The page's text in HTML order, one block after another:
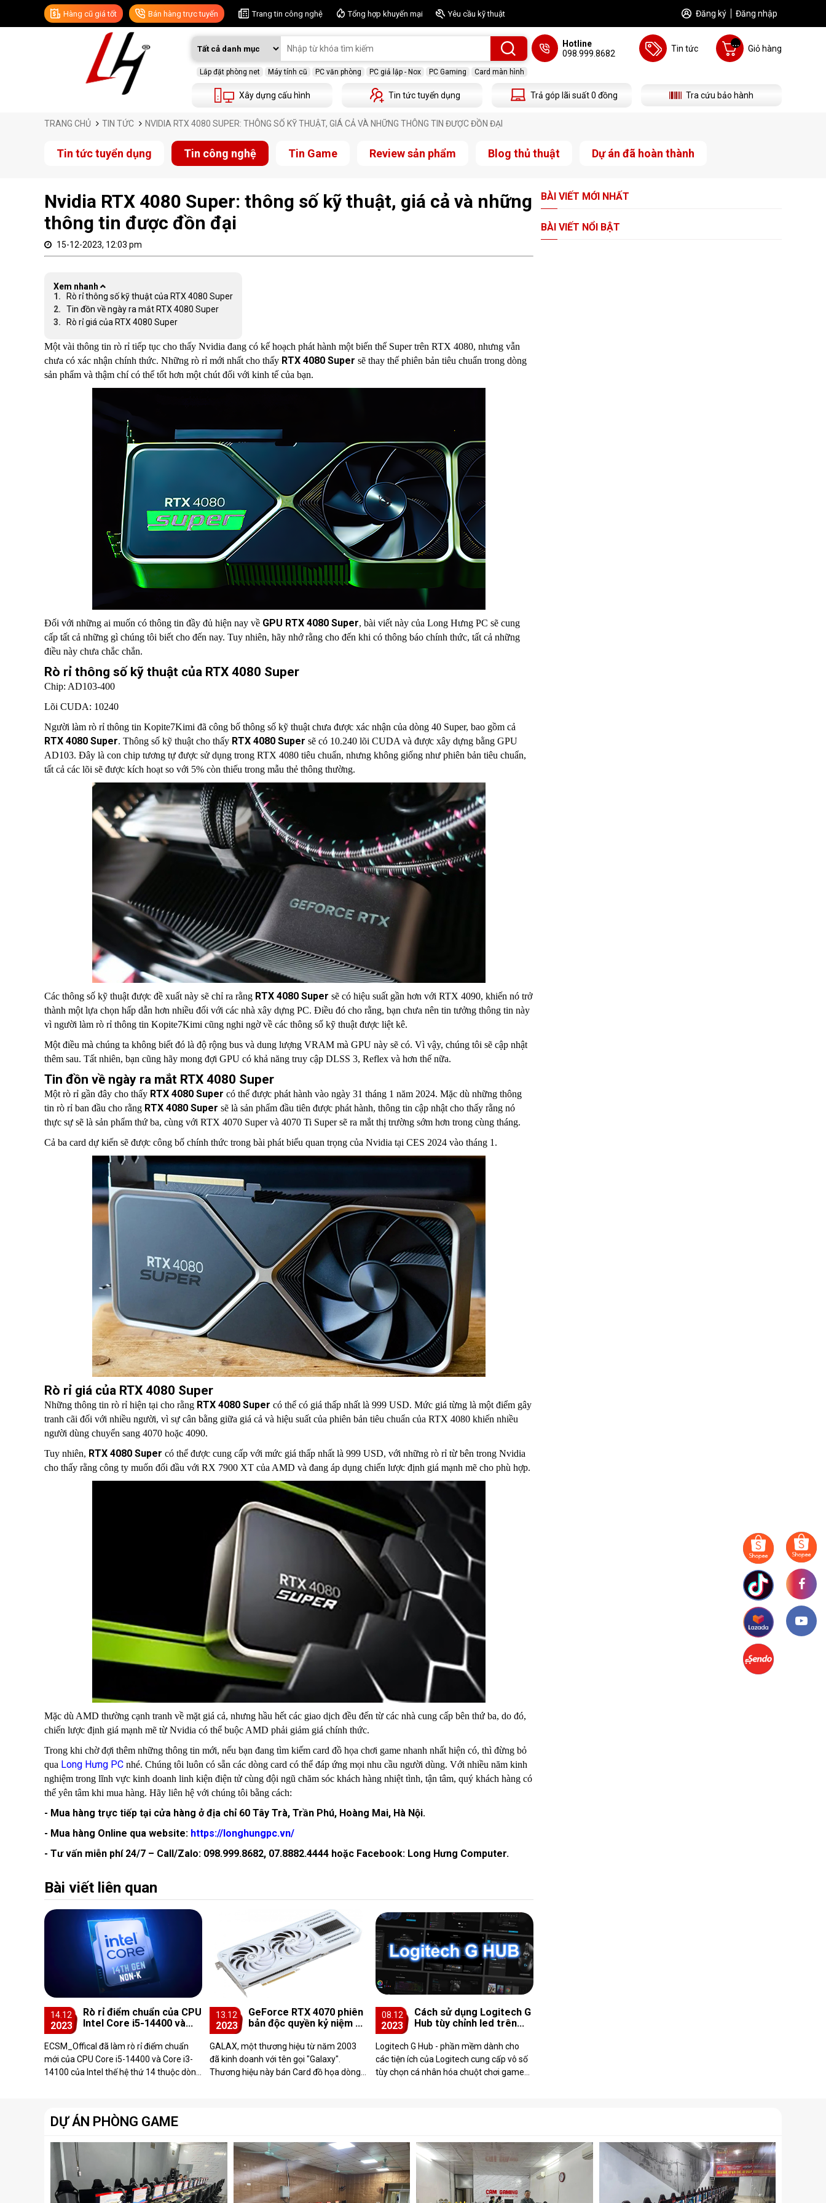
Hàng cũ giá tốt Bán hàng trực tuyến Trang tin công nghệ Tổng hợp khuyến mại Yêu cầu kỹ thuật Đăng ký Đăng nhập
Lắp đặt phòng net Máy tính cũ PC văn phòng PC giả lập - Nox PC Gaming Card màn hình
Hotline
098.999.8682
Tin tức Giỏ hàng
...
Xây dựng cấu hình Tin tức tuyển dụng Trả góp lãi suất 0 đồng Tra cứu bảo hành
TRANG CHỦ TIN TỨC NVIDIA RTX 4080 SUPER: THÔNG SỐ KỸ THUẬT, GIÁ CẢ VÀ NHỮNG THÔNG TIN ĐƯỢC ĐỒN ĐẠI
Tin tức tuyển dụng Tin công nghệ Tin Game Review sản phẩm Blog thủ thuật Dự án đã hoàn thành
Nvidia RTX 4080 Super: thông số kỹ thuật, giá cả và những
thông tin được đồn đại
15-12-2023, 12:03 pm
Xem nhanh
Rò rỉ thông số kỹ thuật của RTX 4080 Super
Tin đồn về ngày ra mắt RTX 4080 Super
Rò rỉ giá của RTX 4080 Super
Một vài thông tin rò rỉ tiếp tục cho thấy Nvidia đang có kế hoạch phát hành một biến thể Super trên RTX 4080, nhưng vẫn
chưa có xác nhận chính thức. Những rò rỉ mới nhất cho thấy RTX 4080 Super sẽ thay thế phiên bản tiêu chuẩn trong dòng
sản phẩm và thậm chí có thể tốt hơn một chút đối với kinh tế của bạn.
Đối với những ai muốn có thông tin đầy đủ hiện nay về GPU RTX 4080 Super, bài viết này của Long Hưng PC sẽ cung
cấp tất cả những gì chúng tôi biết cho đến nay. Tuy nhiên, hãy nhớ rằng cho đến khi có thông báo chính thức, tất cả những
điều này chưa chắc chắn.
Rò rỉ thông số kỹ thuật của RTX 4080 Super
Chip: AD103-400
Lõi CUDA: 10240
Người làm rò rỉ thông tin Kopite7Kimi đã công bố thông số kỹ thuật chưa được xác nhận của dòng 40 Super, bao gồm cả
RTX 4080 Super. Thông số kỹ thuật cho thấy RTX 4080 Super sẽ có 10.240 lõi CUDA và được xây dựng bằng GPU
AD103. Đây là con chip tương tự được sử dụng trong RTX 4080 tiêu chuẩn, nhưng không giống như phiên bản tiêu chuẩn,
tất cả các lõi sẽ được kích hoạt so với 5% còn thiếu trong mẫu thẻ thông thường.
Các thông số kỹ thuật được đề xuất này sẽ chỉ ra rằng RTX 4080 Super sẽ có hiệu suất gần hơn với RTX 4090, khiến nó trở
thành một lựa chọn hấp dẫn hơn nhiều đối với các nhà xây dựng PC. Điều đó cho rằng, bạn chưa nên tin tưởng thông tin này
vì người làm rò rỉ thông tin Kopite7Kimi cũng nghi ngờ về các thông số kỹ thuật được liệt kê.
Một điều mà chúng ta không biết đó là độ rộng bus và dung lượng VRAM mà GPU này sẽ có. Vì vậy, chúng tôi sẽ cập nhật
thêm sau. Tất nhiên, bạn cũng hãy mong đợi GPU có khả năng truy cập DLSS 3, Reflex và hơn thế nữa.
Tin đồn về ngày ra mắt RTX 4080 Super
Một rò rỉ gần đây cho thấy RTX 4080 Super có thể được phát hành vào ngày 31 tháng 1 năm 2024. Mặc dù những thông
tin rò rỉ ban đầu cho rằng RTX 4080 Super sẽ là sản phẩm đầu tiên được phát hành, thông tin cập nhật cho thấy rằng nó
thực sự sẽ là sản phẩm thứ ba, cùng với RTX 4070 Super và 4070 Ti Super sẽ ra mắt thị trường sớm hơn trong cùng tháng.
Cả ba card dự kiến sẽ được công bố chính thức trong bài phát biểu quan trọng của Nvidia tại CES 2024 vào tháng 1.
Rò rỉ giá của RTX 4080 Super
Những thông tin rò rỉ hiện tại cho rằng RTX 4080 Super có thể có giá thấp nhất là 999 USD. Mức giá từng là một điểm gây
tranh cãi đối với nhiều người, vì sự cân bằng giữa giá cả và hiệu suất của phiên bản tiêu chuẩn của RTX 4080 khiến nhiều
người dùng chuyển sang 4070 hoặc 4090.
Tuy nhiên, RTX 4080 Super có thể được cung cấp với mức giá thấp nhất là 999 USD, với những rò rỉ từ bên trong Nvidia
cho thấy rằng công ty muốn đối đầu với RX 7900 XT của AMD và đang áp dụng chiến lược định giá mạnh mẽ cho phù hợp.
Mặc dù AMD thường cạnh tranh về mặt giá cả, nhưng hầu hết các giao dịch đều đến từ các nhà cung cấp bên thứ ba, do đó,
chiến lược định giá mạnh mẽ từ Nvidia có thể buộc AMD phải giảm giá chính thức.
Trong khi chờ đợi thêm những thông tin mới, nếu bạn đang tìm kiếm card đồ họa chơi game nhanh nhất hiện có, thì đừng bỏ
qua Long Hưng PC nhé. Chúng tôi luôn có sẵn các dòng card có thể đáp ứng mọi nhu cầu người dùng. Với nhiều năm kinh
nghiệm trong lĩnh vực kinh doanh linh kiện điện tử cùng đội ngũ chăm sóc khách hàng nhiệt tình, tận tâm, quý khách hàng có
thể yên tâm khi mua hàng. Hãy liên hệ với chúng tôi bằng cách:
- Mua hàng trực tiếp tại cửa hàng ở địa chỉ 60 Tây Trà, Trần Phú, Hoàng Mai, Hà Nội.
- Mua hàng Online qua website: https://longhungpc.vn/
- Tư vấn miễn phí 24/7 – Call/Zalo: 098.999.8682, 07.8882.4444 hoặc Facebook: Long Hưng Computer.
Bài viết liên quan
14.12
2023
Rò rỉ điểm chuẩn của CPU
Intel Core i5-14400 và
phẩm Non-K
ECSM_Offical đã làm rò rỉ điểm chuẩn
mới của CPU Core i5-14400 và Core i3-
14100 của Intel thế hệ thứ 14 thuộc dòng
13.12
2023
GeForce RTX 4070 phiên
bản độc quyền kỷ niệm 20
giới thiệu bởi GALAX
GALAX, một thương hiệu từ năm 2003
đã kinh doanh với tên gọi "Galaxy".
Thương hiệu này bán Card đồ họa dòng
08.12
2023
Cách sử dụng Logitech G
Hub tùy chỉnh led trên
Logitech G Hub - phần mềm dành cho
các tiện ích của Logitech cung cấp vô số
tùy chọn cá nhân hóa chuột chơi game
BÀI VIẾT MỚI NHẤT
BÀI VIẾT NỔI BẬT
DỰ ÁN PHÒNG GAME